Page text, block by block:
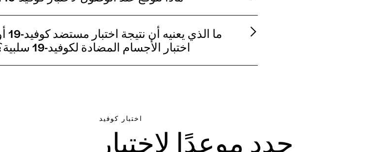
ما الذي يعنيه أن
اختبار الأجسام المضادة لكوفيد-19 سلبية؟
اختبار كوفيد
حدد موعدًا لاختبار